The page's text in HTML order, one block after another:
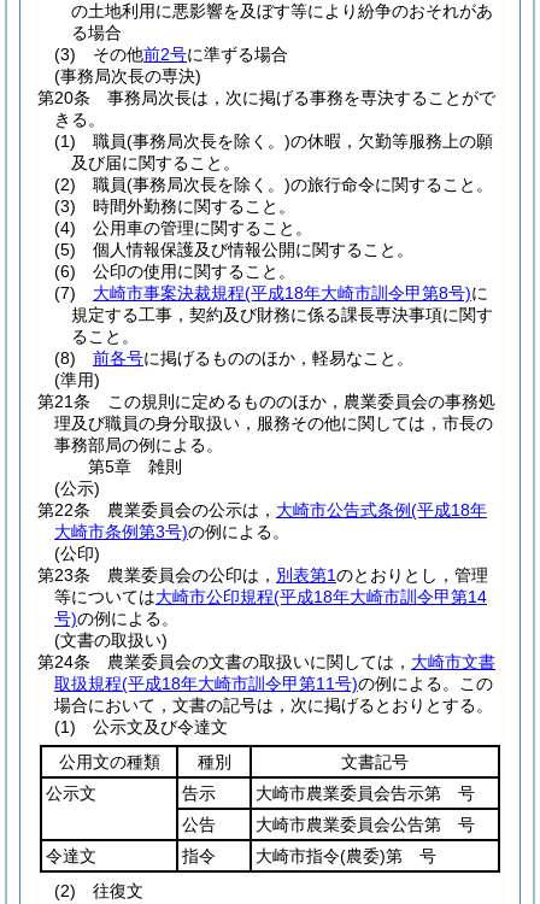
の土地利用に悪影響を及ぼす等により紛争のおそれがあ
る場合
(3)
その他前2号に準ずる場合
(事務局次長の専決)
第20条
事務局次長は，次に掲げる事務を専決することがで
きる。
(1)
職員(事務局次長を除く。)の休暇，欠勤等服務上の願
及び届に関すること。
(2)
職員(事務局次長を除く。)の旅行命令に関すること。
(3)
時間外勤務に関すること。
(4)
公用車の管理に関すること。
(5)
個人情報保護及び情報公開に関すること。
(6)
公印の使用に関すること。
(7)
大崎市事案決裁規程(平成18年大崎市訓令甲第8号)に
規定する工事，契約及び財務に係る課長専決事項に関す
ること。
(8)
前各号に掲げるもののほか，軽易なこと。
(準用)
第21条
この規則に定めるもののほか，農業委員会の事務処
理及び職員の身分取扱い，服務その他に関しては，市長の
事務部局の例による。
第5章
雑則
(公示)
第22条
農業委員会の公示は， 大崎市公告式条例(平成18年
大崎市条例第3号)の例による。
(公印)
第23条
農業委員会の公印は， 別表第1のとおりとし，管理
等については大崎市公印規程(平成18年大崎市訓令甲第14
号)の例による。
(文書の取扱い)
第24条
農業委員会の文書の取扱いに関しては， 大崎市文書
取扱規程(平成18年大崎市訓令甲第11号)の例による。
この
場合において，文書の記号は，次に掲げるとおりとする。
(1)
公示文及び令達文
公用文の種類
種別
文書記号
公示文
告示
大崎市農業委員会告示第 号
公告
大崎市農業委員会公告第 号
令達文
指令 大崎市指令(農委)第 号
(2)
往復文